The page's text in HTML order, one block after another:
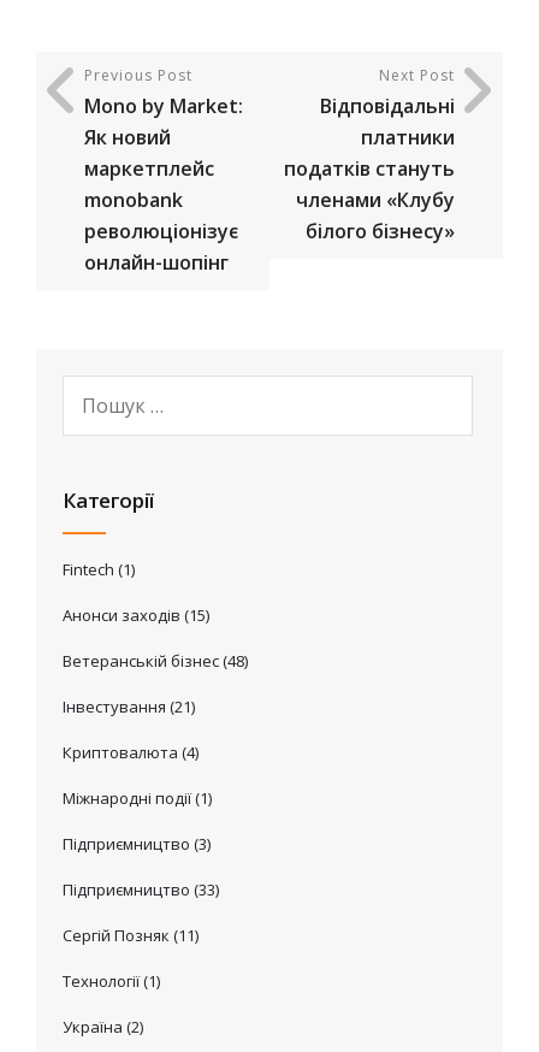
Previous Post
Mono by Market:
Як новий
маркетплейс
monobank
революціонізує
онлайн-шопінг
Next Post
Відповідальні
платники
податків стануть
членами «Клубу
білого бізнесу»
Категорії
Fintech (1)
Анонси заходів (15)
Ветеранській бізнес(48)
Інвестування (21)
Криптовалюта (4)
Міжнародні події(1)
Підприємництво (3)
Підприємництво (33)
Сергій Позняк (11)
Технології(1)
Україна (2)